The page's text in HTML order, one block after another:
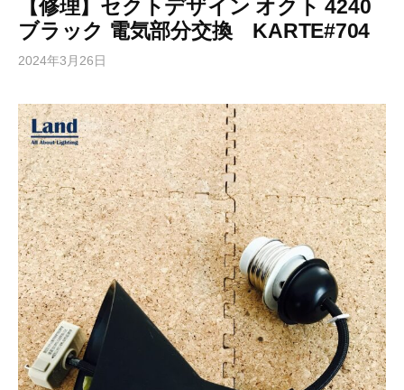
【修理】セクトデザイン オクト 4240
ブラック 電気部分交換 KARTE#704
2024年3月26日